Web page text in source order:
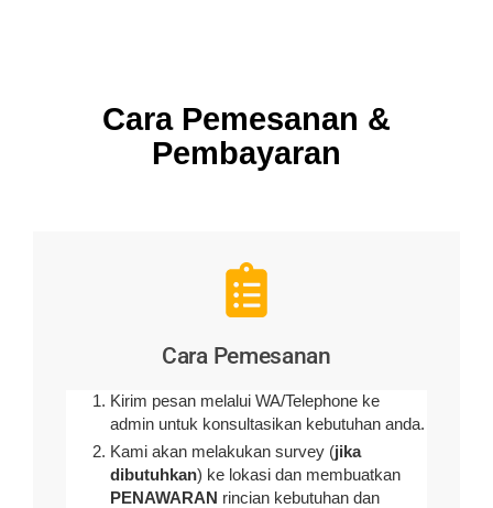
dibutuhkan) ke lokasi dan membuatkan
PENAWARANrincian kebutuhan dan
pengerjaan
PESAN SEKARANG
Metode Pembayaran